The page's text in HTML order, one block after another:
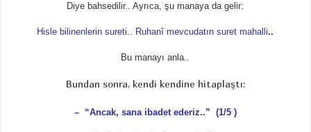
Diye bahsedilir.. Ayrıca, şu manaya da gelir:
Hisle bilinenlerin sureti.. Ruhanî mevcudatın suret mahalli..
Bu manayı anla..
Bundan sonra, kendi kendine hitaplaştı:
– “Ancak, sana ibadet ederiz..” (1/5 )